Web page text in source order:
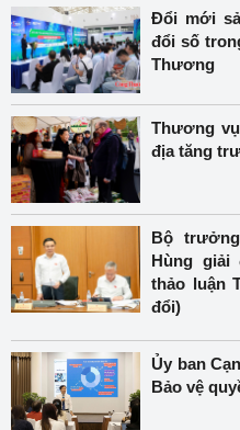
Đổi mới
đổi số
Thương
Thương
địa tăng
Bộ
Hùng giải
thảo luận
đổi)
Ủy ban
Bảo vệ